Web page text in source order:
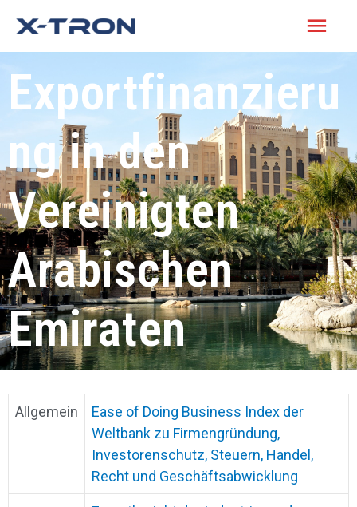
Exportfinanzieru
ng in den
Vereinigten
Arabischen
Emiraten
Allgemein
Ease of Doing Business Index der
Weltbank zu Firmengründung,
Investorenschutz, Steuern, Handel,
Recht und Geschäftsabwicklung